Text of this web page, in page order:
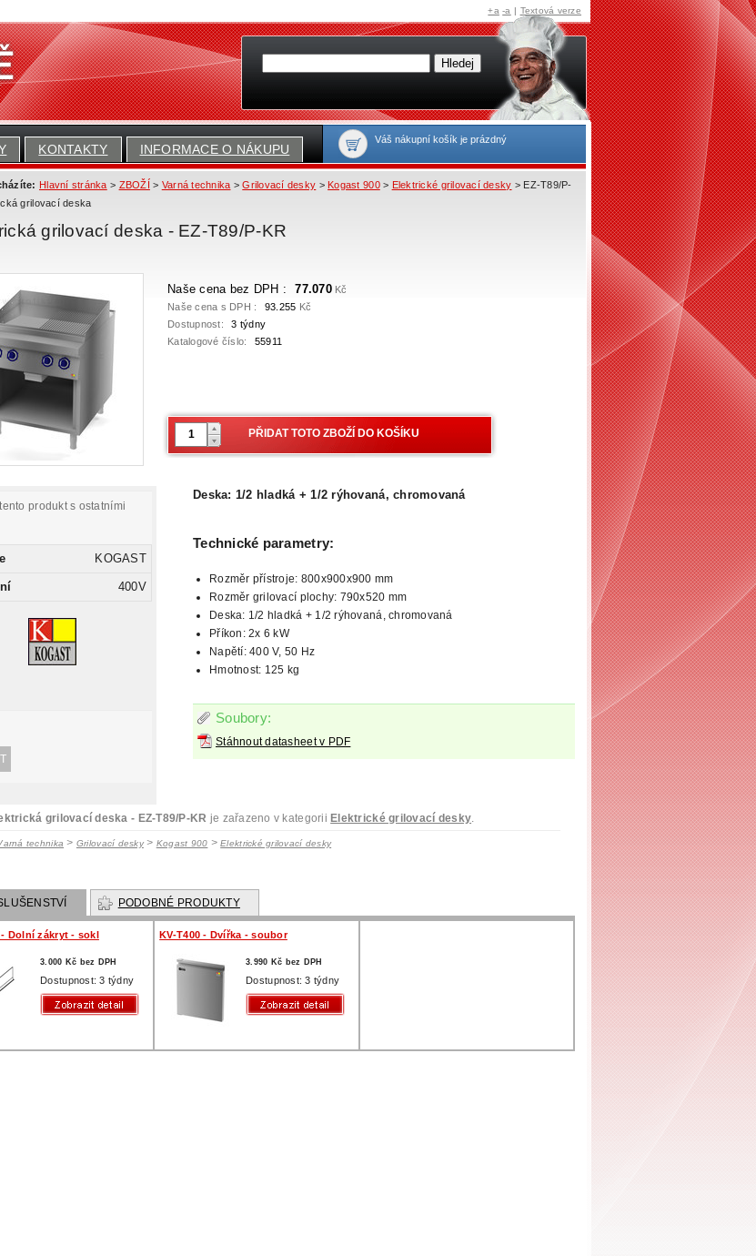
KONTAKTY INFORMACE O NÁKUPU
Váš nákupní košík je prázdný
Hlavní stránka > ZBOŽÍ > Varná technika >Grilovací desky > Kogast 900> Elektrické grilovací desky > EZ-T89/P-
grilovací deska
grilovací deska - EZ-T89/P-KR
Naše cena bez DPH : 77.070Kč
Naše cena s DPH :
93.255 Kč
Dostupnost:
3 týdny
Katalogové číslo:
55911
produkt s ostatními
KOGAST
400V
Deska: 1/2 hladká + 1/2 rýhovaná, chromovaná
Technické parametry:
Rozměr přístroje: 800x900x900 mm
Rozměr grilovací plochy: 790x520 mm
Deska: 1/2 hladká + 1/2 rýhovaná, chromovaná
Příkon: 2x 6 kW
Napětí:400 V, 50 Hz
Hmotnost: 125 kg
Soubory:
Stáhnout datasheet v PDF
grilovací deska - EZ-T89/P-KR je zařazeno v kategorii Elektrické grilovací desky.
technika > Grilovací desky> Kogast 900 >Elektrické grilovací desky
PODOBNÉ PRODUKTY
Dolní zákryt - sokl
3.000 Kč bez DPH
Dostupnost: 3 týdny
KV-T400 - Dvířka - soubor
3.990 Kč bez DPH
Dostupnost: 3 týdny
+a -a | Textová verze